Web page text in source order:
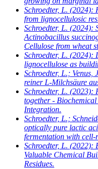
Schroedter, L. (2024):
from lignocellulosic
Schroedter, L. (2024):
Actinobacillus
Cellulose from wheat
Schroedter, L. (2024):
lignocellulose as
Schroedter, L.; Venus,
reiner L-Milchsäure
Schroedter, L. (2023):
together -
Integration.
Schroedter, L.;
optically pure lactic
fermentation with cell-
Schroedter, L. (2022):
Valuable Chemical
Residues.